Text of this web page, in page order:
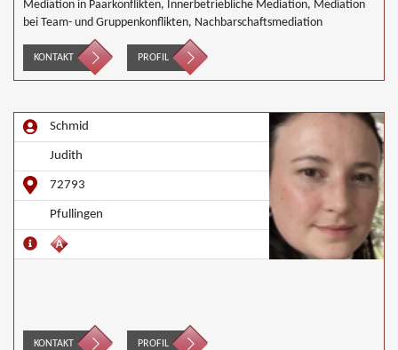
Mediation in Paarkonflikten, Innerbetriebliche Mediation, Mediation
bei Team- und Gruppenkonflikten, Nachbarschaftsmediation
KONTAKT PROFIL
Schmid
Judith
72793
Pfullingen
KONTAKT PROFIL